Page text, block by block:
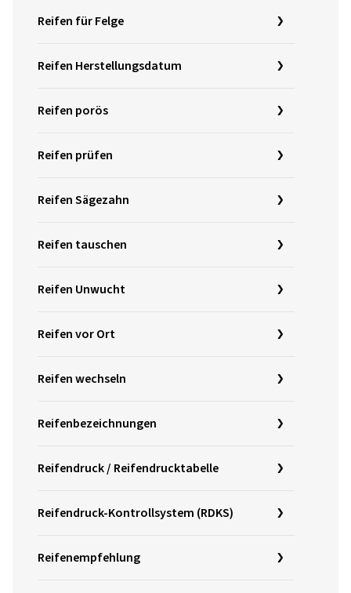
Reifen für Felge
Reifen Herstellungsdatum
Reifen porös
Reifen prüfen
Reifen Sägezahn
Reifen tauschen
Reifen Unwucht
Reifen vor Ort
Reifen wechseln
Reifenbezeichnungen
Reifendruck / Reifendrucktabelle
Reifendruck-Kontrollsystem (RDKS)
Reifenempfehlung